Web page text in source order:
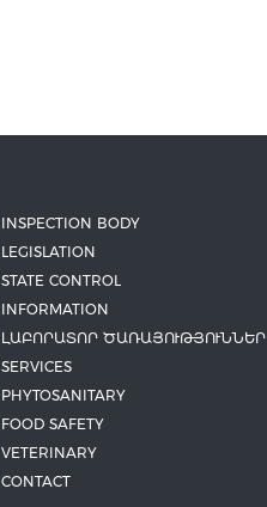
INSPECTION BODY
LEGISLATION
STATE CONTROL
INFORMATION
ԼԱԲՈՐԱՏՈՐ ԾԱՌԱՅՈՒԹՅՈՒՆՆԵՐ
SERVICES
PHYTOSANITARY
FOOD SAFETY
VETERINARY
CONTACT